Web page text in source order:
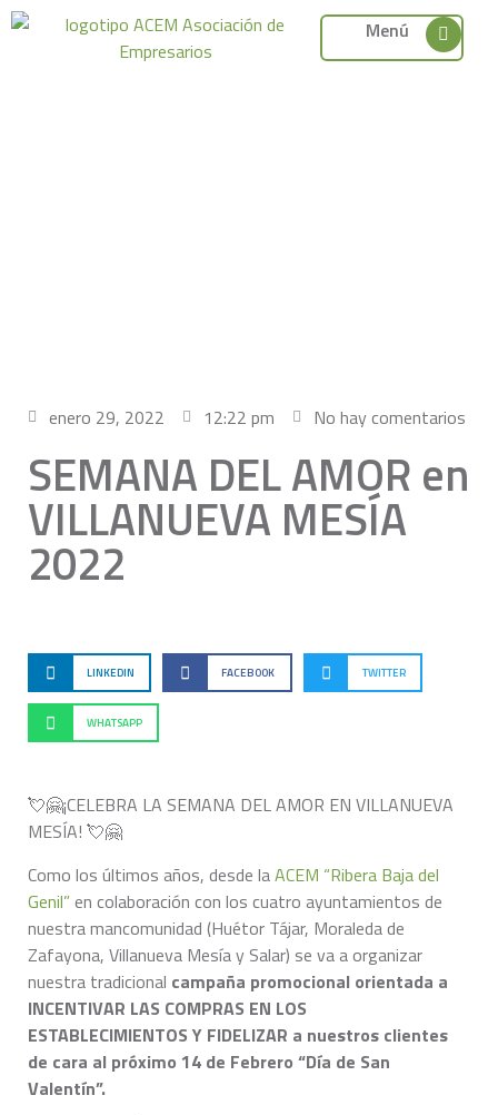
Menú
enero 29, 2022 12:22 pm No hay comentarios
SEMANA DEL AMOR en
VILLANUEVA MESÍA
2022
LINKEDIN FACEBOOK TWITTER
WHATSAPP
💘🤗¡CELEBRA LA SEMANA DEL AMOR EN VILLANUEVA
MESÍA! 💘🤗
Como los últimos años, desde laACEM “Ribera Baja del
Genil”en colaboración con los cuatro ayuntamientos de
nuestra mancomunidad (Huétor Tájar, Moraleda de
Zafayona, Villanueva Mesía y Salar) se va a organizar
nuestra tradicional campaña promocional orientada a
INCENTIVAR LAS COMPRAS EN LOS
ESTABLECIMIENTOS Y FIDELIZAR a nuestros clientes
de cara al próximo 14 de Febrero “Día de San
Valentín”.